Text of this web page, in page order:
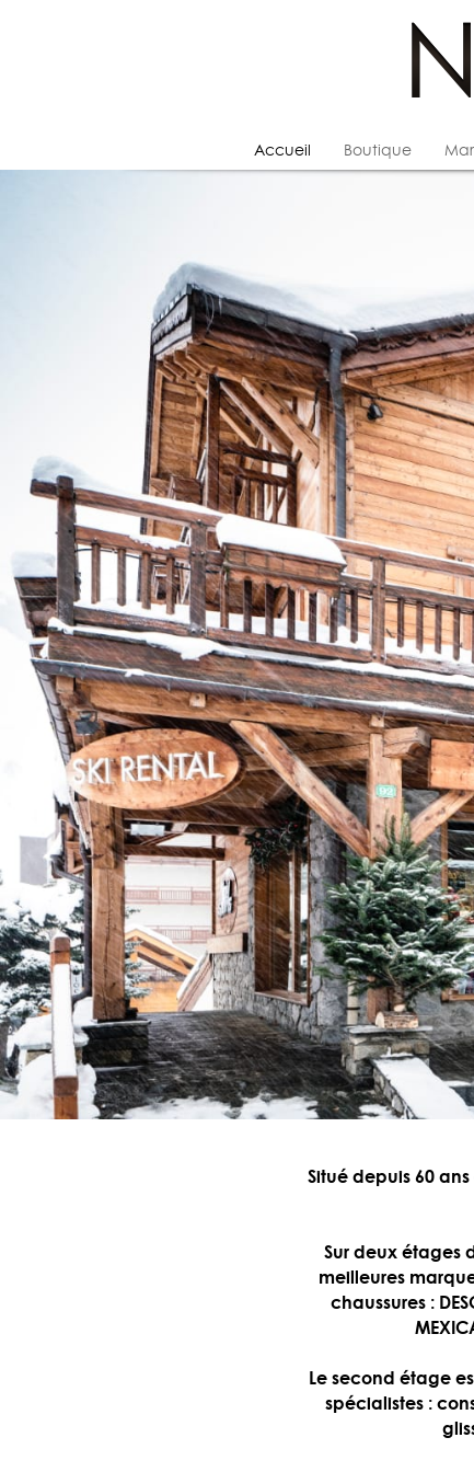
Accueil Boutique
Situé depuis 60
Sur deux étages
meilleures
chaussures :
Le second étage
spécialistes :